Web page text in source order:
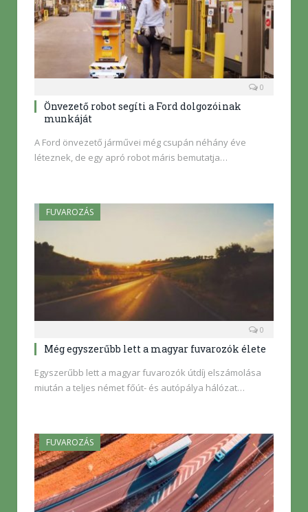
0
Önvezető robot segíti a Ford dolgozóinak
munkáját
A Ford önvezető járművei még csupán néhány éve
léteznek, de egy apró robot máris bemutatja…
FUVAROZÁS
0
Még egyszerűbb lett a magyar fuvarozók élete
Egyszerűbb lett a magyar fuvarozók útdíj elszámolása
miután a teljes német főút- és autópálya hálózat…
FUVAROZÁS